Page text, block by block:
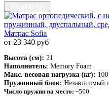
Матрас Sofia
от 23 340 руб
Высота (см): 21
Наполнитель: Memory Foam
Макс. весовая нагрузка (кг): 100
Пружинный блок: Независимый
Число пружин на место: ~500